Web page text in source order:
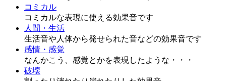
コミカル
コミカルな表現に使える効果音です
人間・生活
生活音や人体から発せられた音などの効果音です
感情・感覚
なんかこう、感覚とかを表現したような・・・
破壊